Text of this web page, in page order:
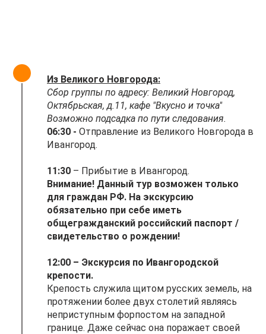
Из Великого Новгорода:
Сбор группы по адресу: Великий Новгород,
Октябрьская, д.11, кафе "Вкусно и точка"
Возможно подсадка по пути следования.
06:30 - Отправление из Великого Новгорода в
Ивангород.
11:30 – Прибытие в Ивангород.
Внимание! Данный тур возможен только
для граждан РФ. На экскурсию
обязательно при себе иметь
общегражданский российский паспорт /
свидетельство о рождении!
12:00 – Экскурсия по Ивангородской
крепости.
Крепость служила щитом русских земель, на
протяжении более двух столетий являясь
неприступным форпостом на западной
границе. Даже сейчас она поражает своей